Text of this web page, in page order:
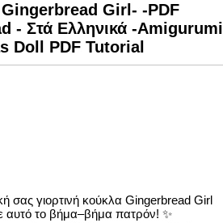
Girl- -PDF
- Στά Ελληνικά -Amigurumi
Doll PDF Tutorial
σας γιορτινή κούκλα Gingerbread Girl
αυτό το βήμα–βήμα πατρόν! ✨